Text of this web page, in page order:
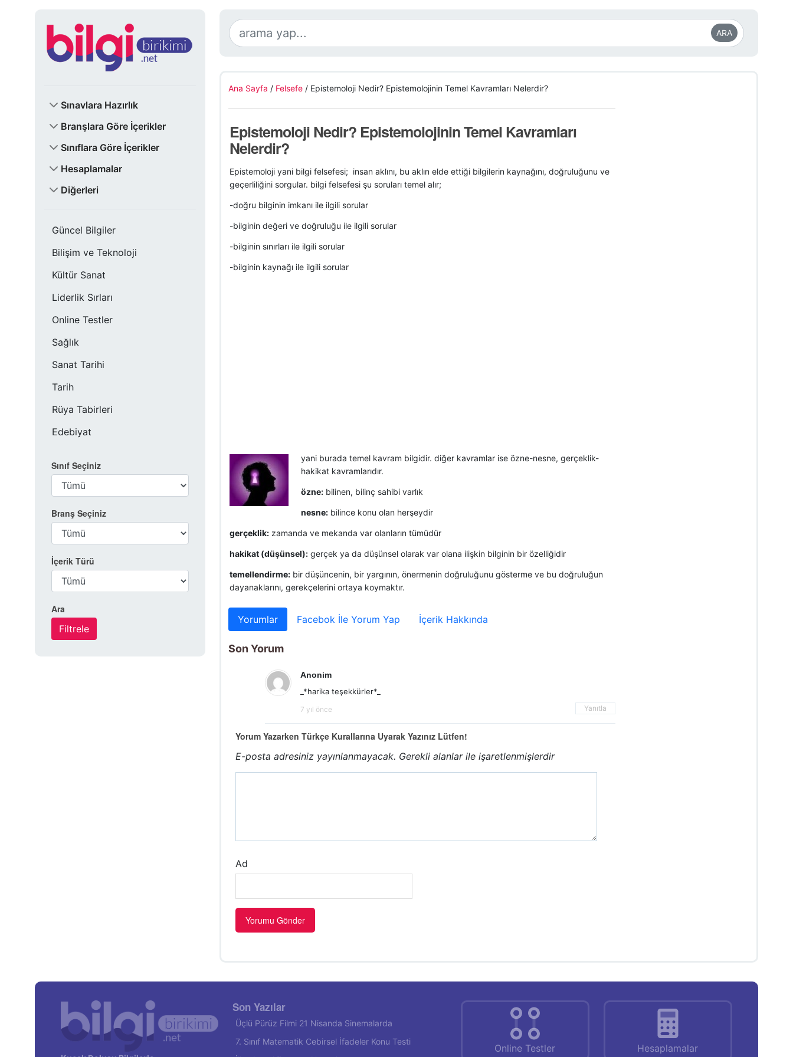
Sınavlara Hazırlık
Branşlara Göre İçerikler
Sınıflara Göre İçerikler
Hesaplamalar
Diğerleri
Güncel Bilgiler
Bilişim ve Teknoloji
Kültür Sanat
Liderlik Sırları
Online Testler
Sağlık
Sanat Tarihi
Tarih
Rüya Tabirleri
Edebiyat
Sınıf Seçiniz
Branş Seçiniz
İçerik Türü
Ara
ARA
Ana Sayfa / Felsefe/ Epistemoloji Nedir? Epistemolojinin Temel Kavramları Nelerdir?
Epistemoloji Nedir? Epistemolojinin Temel Kavramları
Nelerdir?
Epistemoloji yani bilgi felsefesi; insan aklını, bu aklın elde ettiği bilgilerin kaynağını, doğruluğunu ve
geçerliliğini sorgular. bilgi felsefesi şu soruları temel alır;
-doğru bilginin imkanı ile ilgili sorular
-bilginin değeri ve doğruluğu ile ilgili sorular
-bilginin sınırları ile ilgili sorular
-bilginin kaynağı ile ilgili sorular
yani burada temel kavram bilgidir. diğer kavramlar ise özne-nesne, gerçeklik-
hakikat kavramlarıdır.
özne: bilinen, bilinç sahibi varlık
nesne: bilince konu olan herşeydir
gerçeklik:zamanda ve mekanda var olanların tümüdür
hakikat (düşünsel):gerçek ya da düşünsel olarak var olana ilişkin bilginin bir özelliğidir
temellendirme:bir düşüncenin, bir yargının, önermenin doğruluğunu gösterme ve bu doğruluğun
dayanaklarını, gerekçelerini ortaya koymaktır.
Yorumlar Facebok İle Yorum Yap İçerik Hakkında
Son Yorum
Anonim
_*harika teşekkürler*_
7 yıl önce Yanıtla
Yorum Yazarken Türkçe Kurallarına Uyarak Yazınız Lütfen!
E-posta adresiniz yayınlanmayacak. Gerekli alanlar ile işaretlenmişlerdir
Ad
Son Yazılar
Üçlü Pürüz Filmi 21 Nisanda Sinemalarda
7. Sınıf Matematik Cebirsel İfadeler Konu Testi
Online Testler Hesaplamalar